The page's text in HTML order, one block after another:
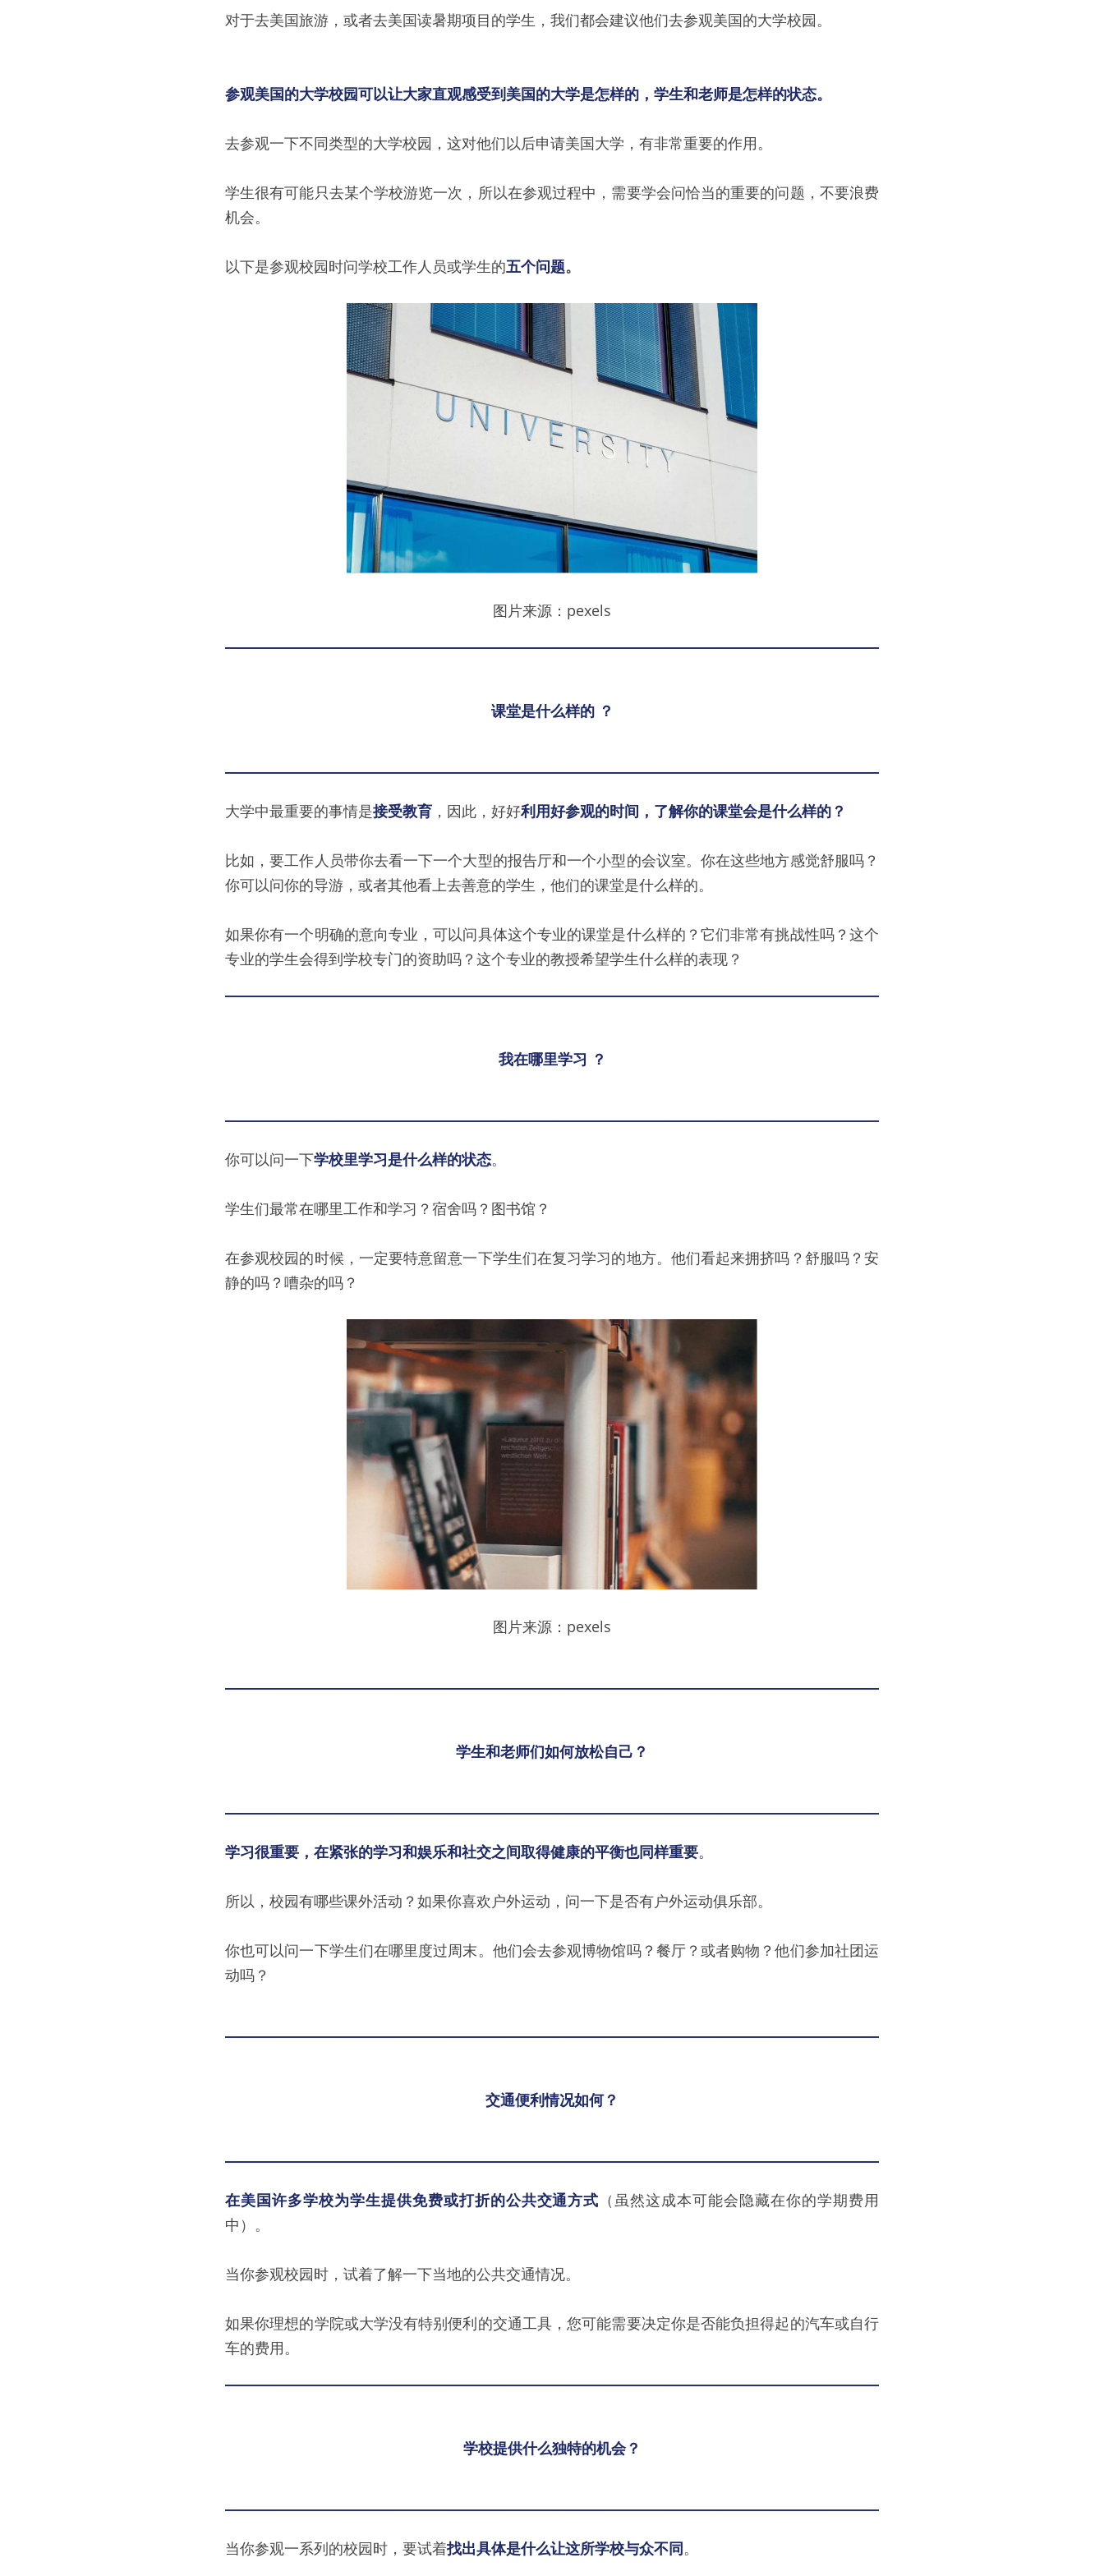
对于去美国旅游，或者去美国读暑期项目的学生，我们都会建议他们去参观美国的大学校园。
参观美国的大学校园可以让大家直观感受到美国的大学是怎样的，学生和老师是怎样的状态。
去参观一下不同类型的大学校园，这对他们以后申请美国大学，有非常重要的作用。
学生很有可能只去某个学校游览一次，所以在参观过程中，需要学会问恰当的重要的问题，不要浪费
机会。
以下是参观校园时问学校工作人员或学生的五个问题。
图片来源：pexels
课堂是什么样的 ？
大学中最重要的事情是接受教育 ，因此，好好利用好参观的时间，了解你的课堂会是什么样的 ？
比如，要工作人员带你去看一下一个大型的报告厅和一个小型的会议室。你在这些地方感觉舒服吗？
你可以问你的导游，或者其他看上去善意的学生，他们的课堂是什么样的。
如果你有一个明确的意向专业，可以问具体这个专业的课堂是什么样的？它们非常有挑战性吗？这个
专业的学生会得到学校专门的资助吗？这个专业的教授希望学生什么样的表现？
我在哪里学习 ？
你可以问一下学校里学习是什么样的状态。
学生们最常在哪里工作和学习？宿舍吗？图书馆？
在参观校园的时候，一定要特意留意一下学生们在复习学习的地方。他们看起来拥挤吗？舒服吗？安
静的吗？嘈杂的吗？
图片来源：pexels
学生和老师们如何放松自己？
学习很重要，在紧张的学习和娱乐和社交之间取得健康的平衡也同样重要。
所以，校园有哪些课外活动？如果你喜欢户外运动，问一下是否有户外运动俱乐部。
你也可以问一下学生们在哪里度过周末。他们会去参观博物馆吗？餐厅？或者购物？他们参加社团运
动吗？
交通便利情况如何？
在美国许多学校为学生提供免费或打折的公共交通方式 （虽然这成本可能会隐藏在你的学期费用
中）。
当你参观校园时，试着了解一下当地的公共交通情况。
如果你理想的学院或大学没有特别便利的交通工具，您可能需要决定你是否能负担得起的汽车或自行
车的费用。
学校提供什么独特的机会？
当你参观一系列的校园时，要试着找出具体是什么让这所学校与众不同。